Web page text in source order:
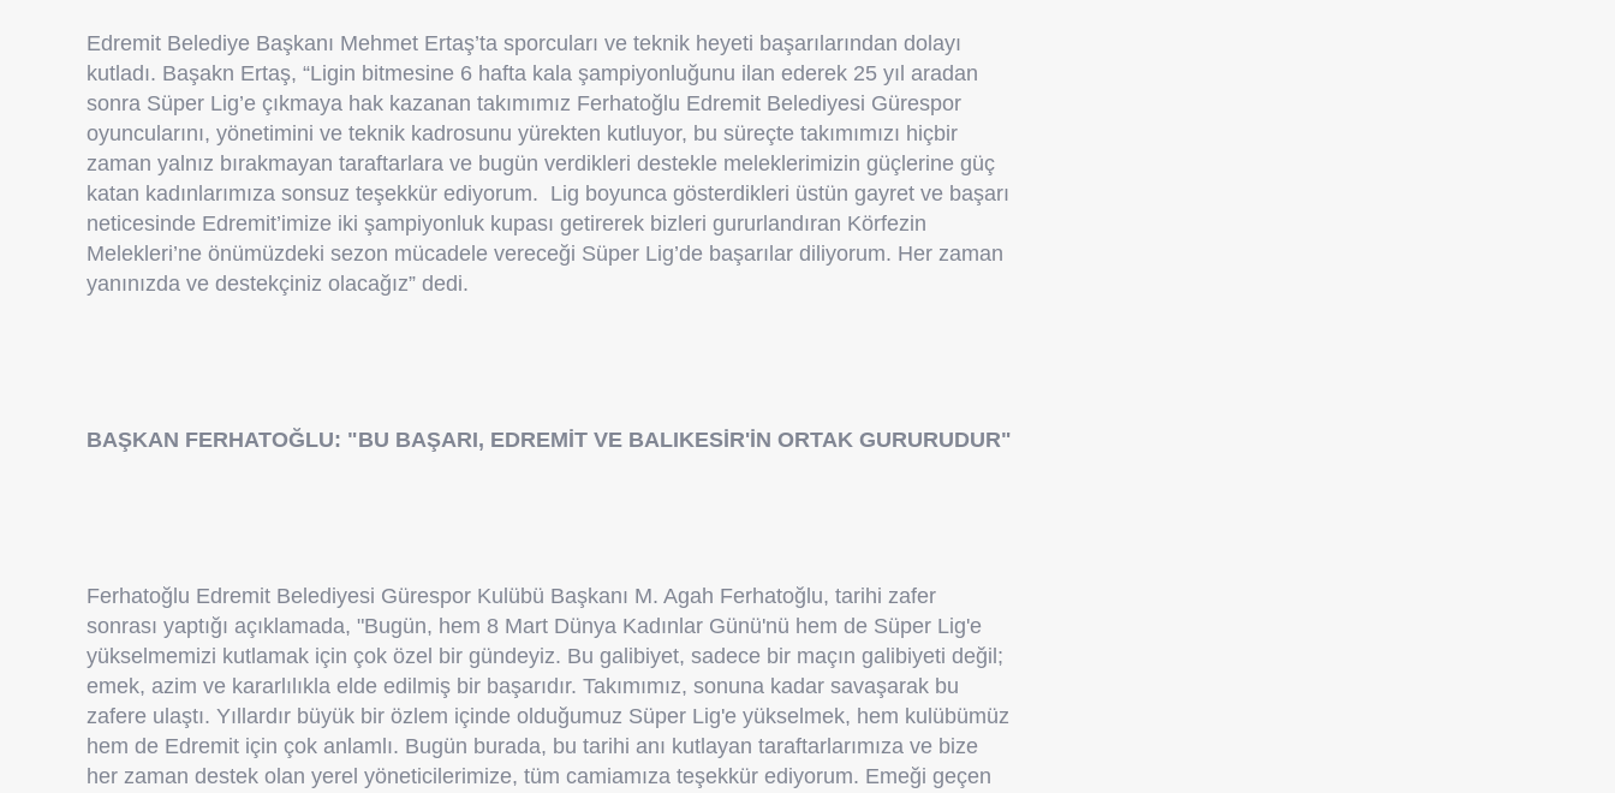
Edremit Belediye Başkanı Mehmet Ertaş’ta sporcuları ve teknik heyeti başarılarından dolayı
kutladı. Başakn Ertaş, “Ligin bitmesine 6 hafta kala şampiyonluğunu ilan ederek 25 yıl aradan
sonra Süper Lig’e çıkmaya hak kazanan takımımız Ferhatoğlu Edremit Belediyesi Gürespor
oyuncularını, yönetimini ve teknik kadrosunu yürekten kutluyor, bu süreçte takımımızı hiçbir
zaman yalnız bırakmayan taraftarlara ve bugün verdikleri destekle meleklerimizin güçlerine güç
katan kadınlarımıza sonsuz teşekkür ediyorum. Lig boyunca gösterdikleri üstün gayret ve başarı
neticesinde Edremit’imize iki şampiyonluk kupası getirerek bizleri gururlandıran Körfezin
Melekleri’ne önümüzdeki sezon mücadele vereceği Süper Lig’de başarılar diliyorum. Her zaman
yanınızda ve destekçiniz olacağız” dedi.
BAŞKAN FERHATOĞLU: "BU BAŞARI, EDREMİT VE BALIKESİR'İN ORTAK GURURUDUR"
Ferhatoğlu Edremit Belediyesi Gürespor Kulübü Başkanı M. Agah Ferhatoğlu, tarihi zafer
sonrası yaptığı açıklamada, "Bugün, hem 8 Mart Dünya Kadınlar Günü'nü hem de Süper Lig'e
yükselmemizi kutlamak için çok özel bir gündeyiz. Bu galibiyet, sadece bir maçın galibiyeti değil;
emek, azim ve kararlılıkla elde edilmiş bir başarıdır. Takımımız, sonuna kadar savaşarak bu
zafere ulaştı. Yıllardır büyük bir özlem içinde olduğumuz Süper Lig'e yükselmek, hem kulübümüz
hem de Edremit için çok anlamlı. Bugün burada, bu tarihi anı kutlayan taraftarlarımıza ve bize
her zaman destek olan yerel yöneticilerimize, tüm camiamıza teşekkür ediyorum. Emeği geçen